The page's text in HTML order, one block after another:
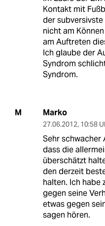
Kontakt mit
der
nicht am
am Auftreten
Ich glaube der
Syndrom
Syndrom.
M Marko
27.06.2012, 10:58
Sehr schwacher
dass die
überschätzt
den derzeit
halten. Ich habe
gegen seine
etwas gegen
sagen hören.